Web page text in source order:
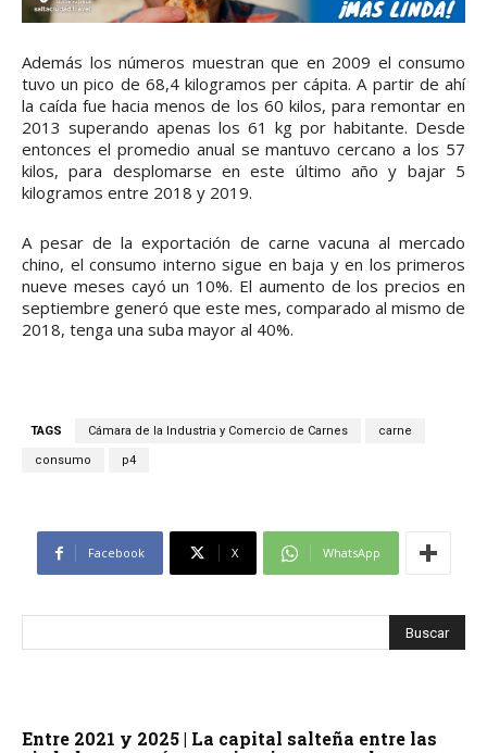
Además los números muestran que en 2009 el consumo
tuvo un pico de 68,4 kilogramos per cápita. A partir de ahí
la caída fue hacia menos de los 60 kilos, para remontar en
2013 superando apenas los 61 kg por habitante. Desde
entonces el promedio anual se mantuvo cercano a los 57
kilos, para desplomarse en este último año y bajar 5
kilogramos entre 2018 y 2019.
A pesar de la exportación de carne vacuna al mercado
chino, el consumo interno sigue en baja y en los primeros
nueve meses cayó un 10%. El aumento de los precios en
septiembre generó que este mes, comparado al mismo de
2018, tenga una suba mayor al 40%.
TAGS Cámara de la Industria y Comercio de Carnes carne
consumo p4
Facebook X WhatsApp
Entre 2021 y 2025 | La capital salteña entre las